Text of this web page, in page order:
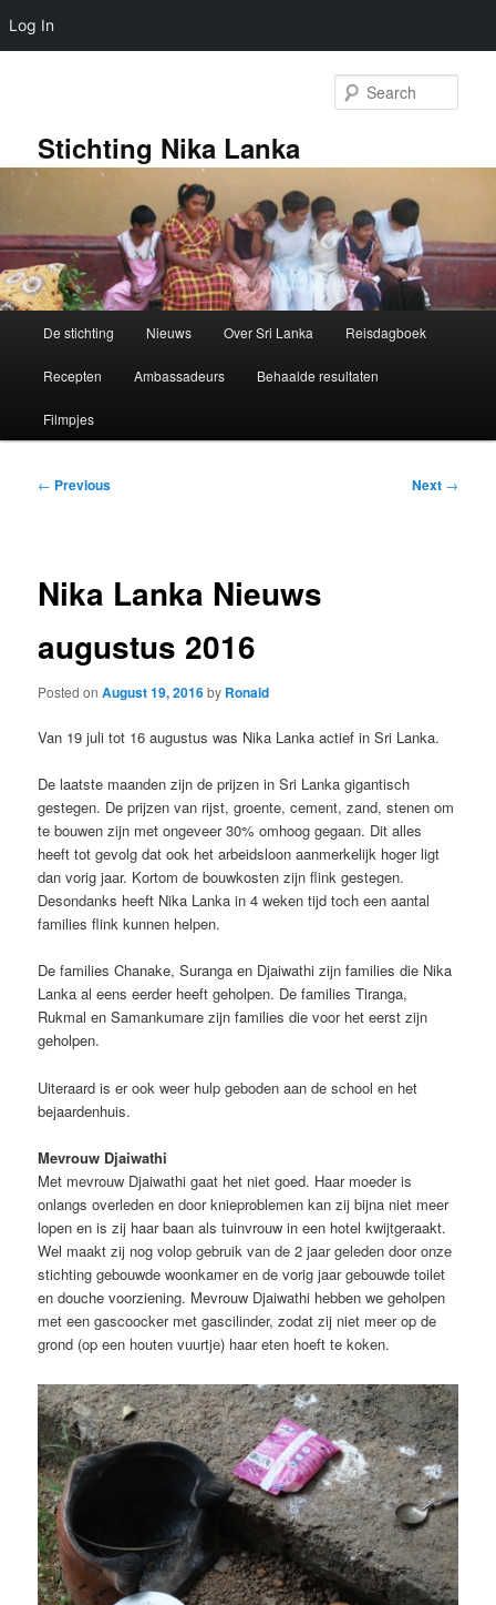
Log In
Stichting Nika Lanka
De stichting Nieuws Over Sri Lanka Reisdagboek
Recepten Ambassadeurs Behaalde resultaten
Filmpjes
Post
← Previous Next →
Nika Lanka Nieuws
augustus 2016
Posted onAugust 19, 2016by Ronald
Van 19 juli tot 16 augustus was Nika Lanka actief in Sri Lanka.
De laatste maanden zijn de prijzen in Sri Lanka gigantisch
gestegen. De prijzen van rijst, groente, cement, zand, stenen om
te bouwen zijn met ongeveer 30% omhoog gegaan. Dit alles
heeft tot gevolg dat ook het arbeidsloon aanmerkelijk hoger ligt
dan vorig jaar. Kortom de bouwkosten zijn flink gestegen.
Desondanks heeft Nika Lanka in 4 weken tijd toch een aantal
families flink kunnen helpen.
De families Chanake, Suranga en Djaiwathi zijn families die Nika
Lanka al eens eerder heeft geholpen. De families Tiranga,
Rukmal en Samankumare zijn families die voor het eerst zijn
geholpen.
Uiteraard is er ook weer hulp geboden aan de school en het
bejaardenhuis.
Mevrouw Djaiwathi
Met mevrouw Djaiwathi gaat het niet goed. Haar moeder is
onlangs overleden en door knieproblemen kan zij bijna niet meer
lopen en is zij haar baan als tuinvrouw in een hotel kwijtgeraakt.
Wel maakt zij nog volop gebruik van de 2 jaar geleden door onze
stichting gebouwde woonkamer en de vorig jaar gebouwde toilet
en douche voorziening. Mevrouw Djaiwathi hebben we geholpen
met een gascoocker met gascilinder, zodat zij niet meer op de
grond (op een houten vuurtje) haar eten hoeft te koken.